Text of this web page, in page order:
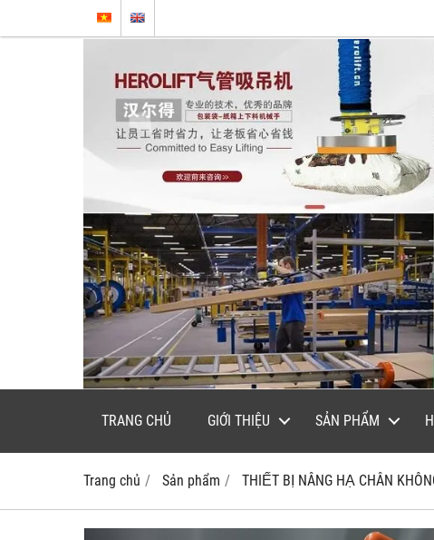
TRANG CHỦ GIỚI THIỆU SẢN PHẨM
Trang chủ Sản phẩm THIẾT BỊ NÂNG HẠ CHÂN